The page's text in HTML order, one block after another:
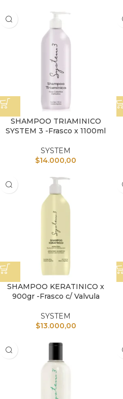
SHAMPOO TRIAMINICO
SYSTEM 3 -Frasco x 1100ml
SYSTEM
$14.000,00
SHAMPOO KERATINICO x
900gr -Frasco c/ Valvula
SYSTEM
$13.000,00